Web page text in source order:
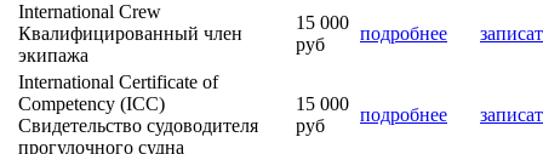
International Crew
Квалифицированный член
экипажа
15 000
руб
подробнее
International Certificate of
Competency (ICC)
Свидетельство судоводителя
прогулочного судна
15 000
руб
подробнее